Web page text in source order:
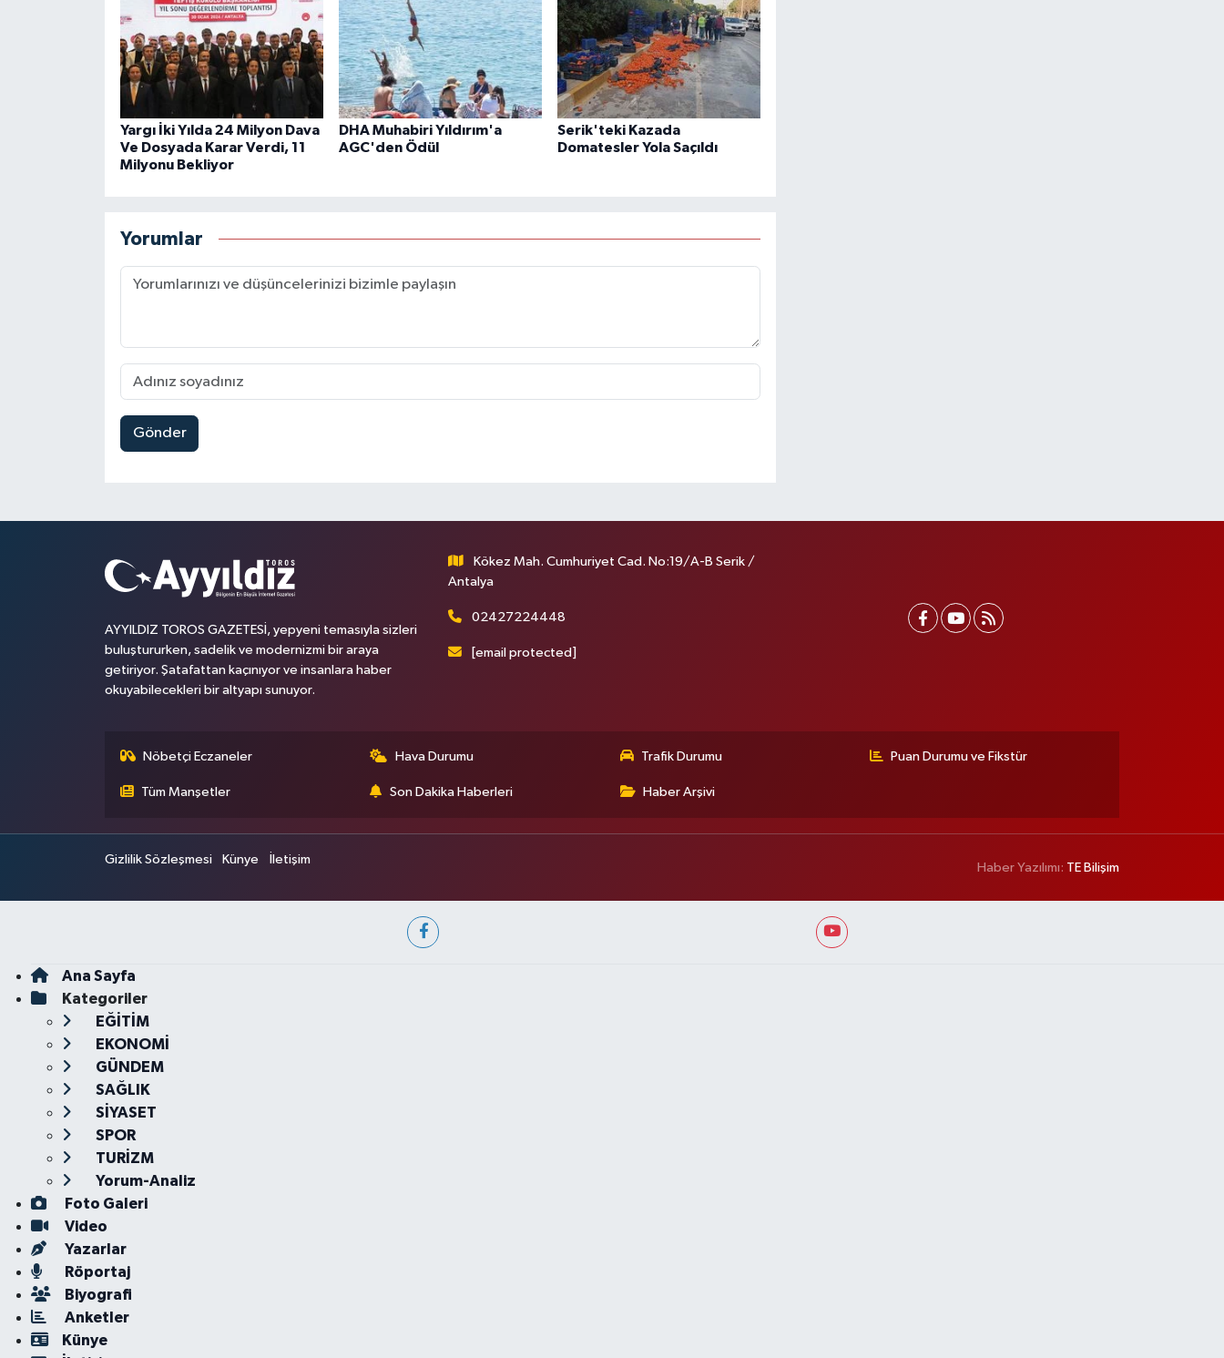
Yargı İki Yılda 24 Milyon Dava
Ve Dosyada Karar Verdi, 11
Milyonu Bekliyor
DHA Muhabiri Yıldırım'a
AGC'den Ödül
Serik'teki Kazada
Domatesler Yola Saçıldı
Yorumlar
Gönder
AYYILDIZ TOROS GAZETESİ, yepyeni temasıyla sizleri
buluştururken, sadelik ve modernizmi bir araya
getiriyor. Şatafattan kaçınıyor ve insanlara haber
okuyabilecekleri bir altyapı sunuyor.
Kökez Mah. Cumhuriyet Cad. No:19/A-B Serik /
Antalya
02427224448
[email protected]
Nöbetçi Eczaneler Hava Durumu Trafik Durumu Puan Durumu ve Fikstür
Tüm Manşetler Son Dakika Haberleri Haber Arşivi
Gizlilik Sözleşmesi Künye İletişim
Haber Yazılımı: TE Bilişim
Ana Sayfa
Kategoriler
EĞİTİM
EKONOMİ
GÜNDEM
SAĞLIK
SİYASET
SPOR
TURİZM
Yorum-Analiz
Foto Galeri
Video
Yazarlar
Röportaj
Biyografi
Anketler
Künye